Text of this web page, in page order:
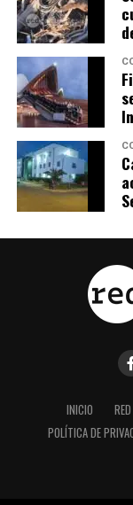
INICIO
POLÍTICA DE